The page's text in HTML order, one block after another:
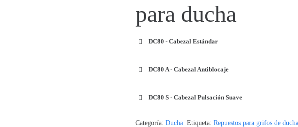
para ducha
DC80 - Cabezal Estándar
DC80 A - Cabezal Antiblocaje
DC80 S - Cabezal Pulsación Suave
Categoría: Ducha Etiqueta:Repuestos para grifos de ducha